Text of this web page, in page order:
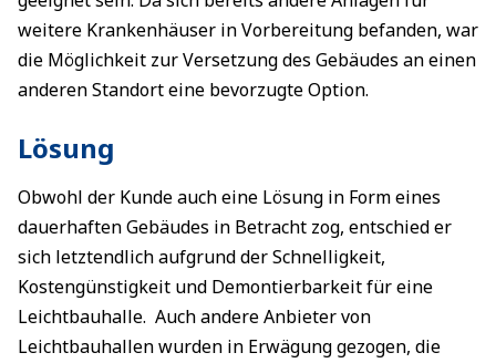
weitere Krankenhäuser in Vorbereitung befanden, war
die Möglichkeit zur Versetzung des Gebäudes an einen
anderen Standort eine bevorzugte Option.
Lösung
Obwohl der Kunde auch eine Lösung in Form eines
dauerhaften Gebäudes in Betracht zog, entschied er
sich letztendlich aufgrund der Schnelligkeit,
Kostengünstigkeit und Demontierbarkeit für eine
Leichtbauhalle. Auch andere Anbieter von
Leichtbauhallen wurden in Erwägung gezogen, die